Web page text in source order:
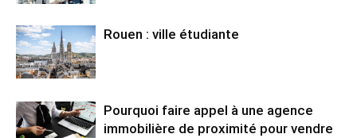
Rouen : ville étudiante
Pourquoi faire appel à une agence
immobilière de proximité pour vendre